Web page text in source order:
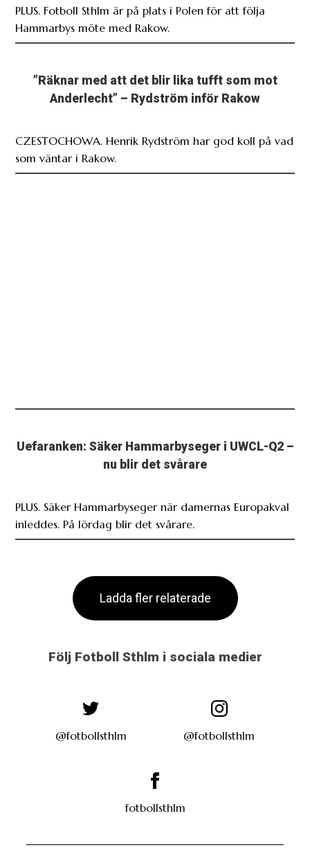
PLUS. Fotboll Sthlm är på plats i Polen för att följa
Hammarbys möte med Rakow.
”Räknar med att det blir lika tufft som mot
Anderlecht” – Rydström inför Rakow
CZESTOCHOWA. Henrik Rydström har god koll på vad
som väntar i Rakow.
Uefaranken: Säker Hammarbyseger i UWCL-Q2 –
nu blir det svårare
PLUS. Säker Hammarbyseger när damernas Europakval
inleddes. På lördag blir det svårare.
Ladda fler relaterade
Följ Fotboll Sthlm i sociala medier
@fotbollsthlm @fotbollsthlm
fotbollsthlm